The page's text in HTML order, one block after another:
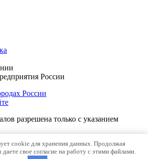
России
России
разрешена только с указанием
cookie для хранения данных. Продолжая
свое согласие на работу с этими файлами.